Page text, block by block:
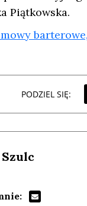
Piątkowska.
PODZIEL SIĘ: